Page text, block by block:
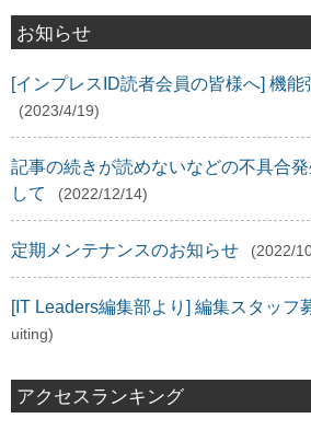
お知らせ
[インプレスID読者会員の皆様へ] 機
(2023/4/19)
記事の続きが読めないなどの不具合
して
(2022/12/14)
定期メンテナンスのお知らせ (2022/
[IT Leaders編集部より] 編集スタッフ
uiting)
アクセスランキング